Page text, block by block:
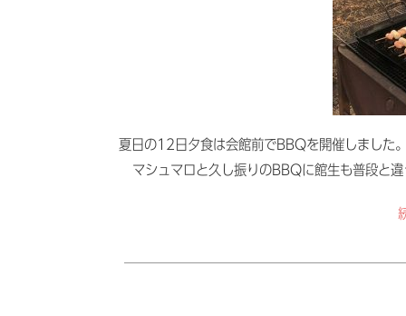
夏日の12日夕食は会館前でBBQを開催しました
マシュマロと久し振りのBBQに館生も普段